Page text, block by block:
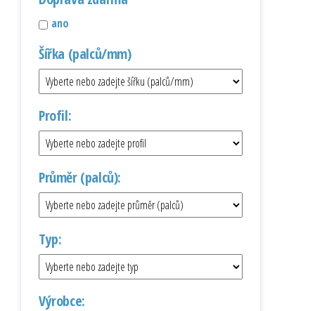
ano
Šířka (palců/mm)
Profil:
Průměr (palců):
Typ:
Výrobce: